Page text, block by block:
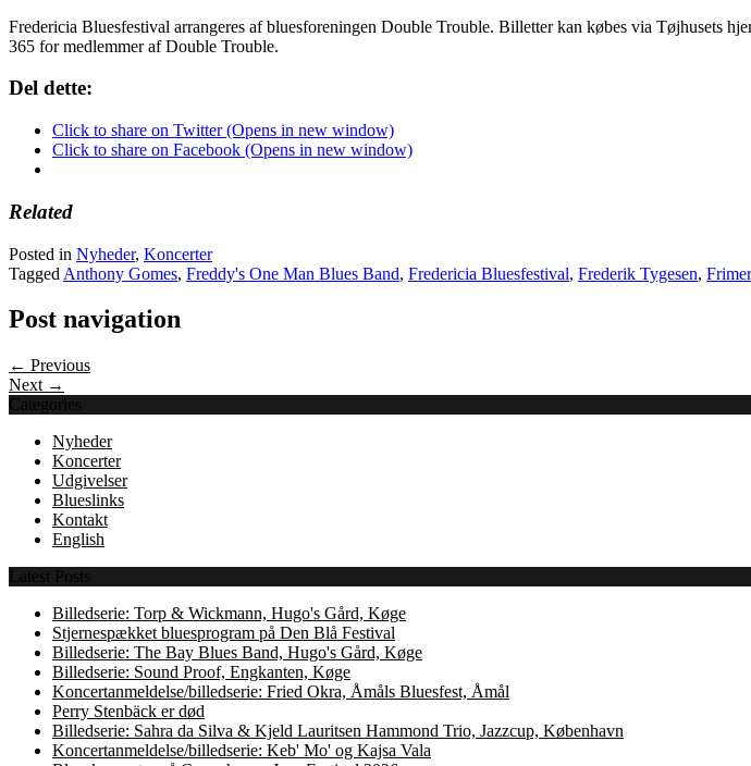
Fredericia Bluesfestival arrangeres af bluesforeningen Double Trouble. Billetter kan købes via Tøjhusets
365 for medlemmer af Double Trouble.
Del dette:
Click to share on Twitter (Opens in new window)
Click to share on Facebook (Opens in new window)
Related
Posted in Nyheder, Koncerter
Tagged Anthony Gomes, Freddy's One Man Blues Band, Fredericia Bluesfestival, Frederik Tygesen,
Post navigation
← Previous
Next →
Categories
Nyheder
Koncerter
Udgivelser
Blueslinks
Kontakt
English
Latest Posts
Billedserie: Torp & Wickmann, Hugo's Gård, Køge
Stjernespækket bluesprogram på Den Blå Festival
Billedserie: The Bay Blues Band, Hugo's Gård, Køge
Billedserie: Sound Proof, Engkanten, Køge
Koncertanmeldelse/billedserie: Fried Okra, Åmåls Bluesfest, Åmål
Perry Stenbäck er død
Billedserie: Sahra da Silva & Kjeld Lauritsen Hammond Trio, Jazzcup, København
Koncertanmeldelse/billedserie: Keb' Mo' og Kajsa Vala